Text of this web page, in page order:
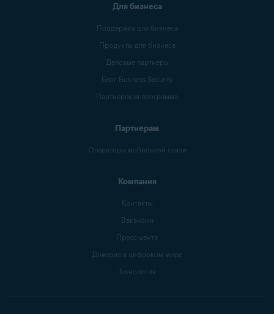
Для бизнеса
Поддержка для бизнеса
Продукты для бизнеса
Деловые партнеры
Блог Business Security
Партнерская программа
Партнерам
Операторы мобильной связи
Компания
Контакты
Вакансии
Пресс-центр
Доверие в цифровом мире
Технология